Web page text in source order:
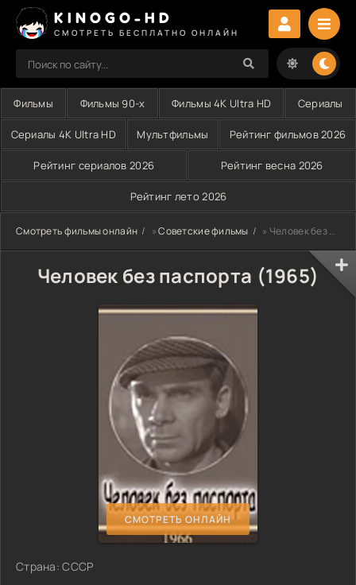
KINOGO-HD
СМОТРЕТЬ БЕСПЛАТНО ОНЛАЙН
Фильмы Фильмы 90-х Фильмы 4K Ultra HD Сериалы
Сериалы 4K Ultra HD Мультфильмы Рейтинг фильмов 2026
Рейтинг сериалов 2026 Рейтинг весна 2026
Рейтинг лето 2026
Смотреть фильмы онлайн »Советские фильмы » Человек без паспорта (1965)
Человек без паспорта (1965)
СМОТРЕТЬ ОНЛАЙН
Страна: СССР